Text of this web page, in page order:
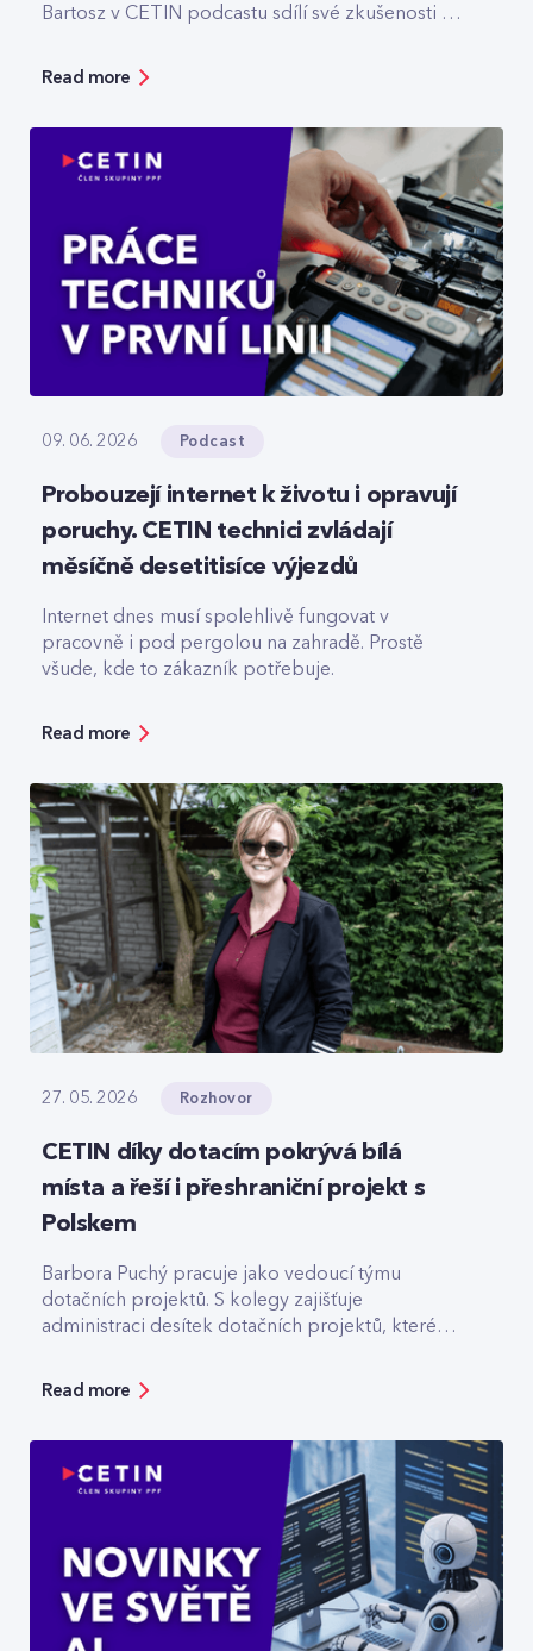
Bartosz v CETIN podcastu sdílí své zkušenosti s
bezpečnosti, ale zároveň ukazuje možnosti, jak
Read more
09. 06. 2026 Podcast
Probouzejí internet k životu i opravují
poruchy. CETIN technici zvládají
měsíčně desetitisíce výjezdů
Internet dnes musí spolehlivě fungovat v
pracovně i pod pergolou na zahradě. Prostě
všude, kde to zákazník potřebuje.
Read more
27. 05. 2026 Rozhovor
CETIN díky dotacím pokrývá bílá
místa a řeší i přeshraniční projekt s
Polskem
Barbora Puchý pracuje jako vedoucí týmu
dotačních projektů. S kolegy zajišťuje
administraci desítek dotačních projektů, které
lokalitách.
Read more